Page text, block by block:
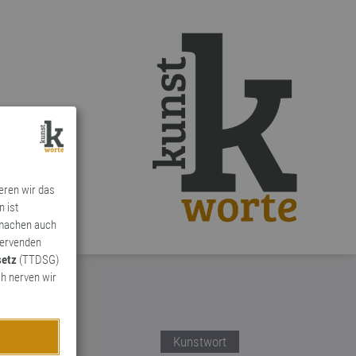
wir das
ist
auch
(TTDSG)
nerven wir
Kunstwort